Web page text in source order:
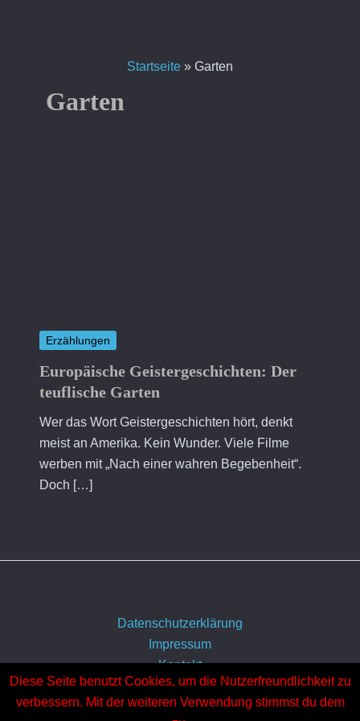
Startseite » Garten
Garten
Erzählungen
Europäische Geistergeschichten: Der
teuflische Garten
Wer das Wort Geistergeschichten hört, denkt
meist an Amerika. Kein Wunder. Viele Filme
werben mit „Nach einer wahren Begebenheit“.
Doch […]
Datenschutzerklärung
Impressum
Kontakt
Über uns
Diese Seite benutzt Cookies, um die Nutzerfreundlichkeit zu
verbessern. Mit der weiteren Verwendung stimmst du dem